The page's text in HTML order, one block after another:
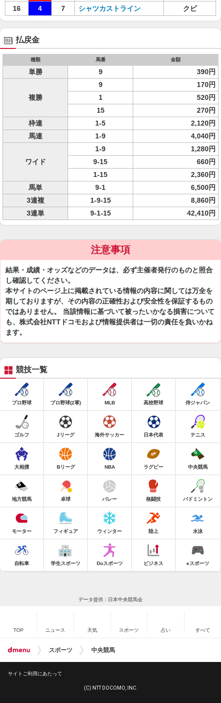
16
4 7 シャツカストライン クビ
払戻金
種類 馬番 金額
単勝 9 390円
複勝
9
170円
1
520円
15
270円
枠連
1-5
2,120円
馬連
1-9 4,040円
ワイド
1-9
1,280円
9-15
660円
1-15
2,360円
馬単
9-1
6,500円
3連複
1-9-15
8,860円
3連単
9-1-15 42,410円
注意事項
結果・成績・オッズなどのデータは、必ず主催者発行のものと照合
し確認してください。
本サイトのページ上に掲載されている情報の内容に関しては万全を
期しておりますが、その内容の正確性および安全性を保証するもの
ではありません。 当該情報に基づいて被ったいかなる損害について
も、株式会社NTTドコモおよび情報提供者は一切の責任を負いかね
ます。
競技一覧
プロ野球 プロ野球(2軍) MLB 高校野球 侍ジャパン
ゴルフ Jリーグ 海外サッカー 日本代表 テニス
大相撲 Bリーグ NBA ラグビー 中央競馬
地方競馬 卓球 バレー 格闘技 バドミントン
モーター フィギュア ウィンター 陸上 水泳
自転車 学生スポーツ Doスポーツ ビジネス eスポーツ
データ提供：日本中央競馬会
TOP ニュース 天気 スポーツ 占い すべて
スポーツ 中央競馬
サイトご利用にあたって
(C) NTT DOCOMO, INC.